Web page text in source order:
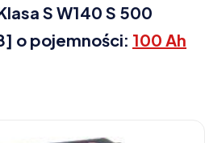
S W140 S 500
o pojemności: 100 Ah